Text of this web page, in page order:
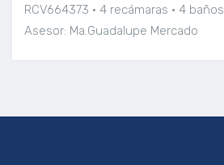
RCV664373
4 recámaras 4 baños
Asesor: Ma.Guadalupe Mercado